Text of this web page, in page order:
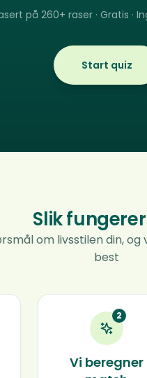
på 260+ raser · Gratis ·
Start quiz
Slik
om livsstilen din,
best
2
Vi beregner